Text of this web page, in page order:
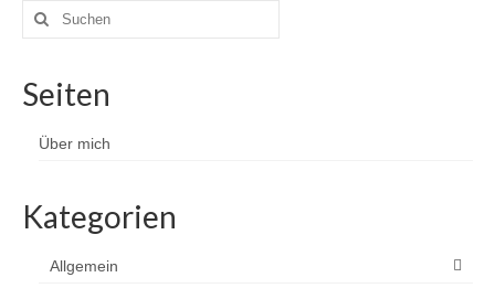
Suchen
nach:
Seiten
Über mich
Kategorien
Allgemein